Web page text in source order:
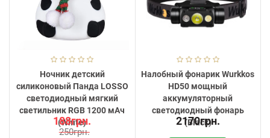
Ночник детский
силиконовый Панда LOSSO
светодиодный мягкий
светильник RGB 1200 мАч
(White)
188грн.
250грн.
Налобный фонарик Wurkkos
HD50 мощный
аккумуляторный
светодиодный фонарь
(Black)
2170грн.